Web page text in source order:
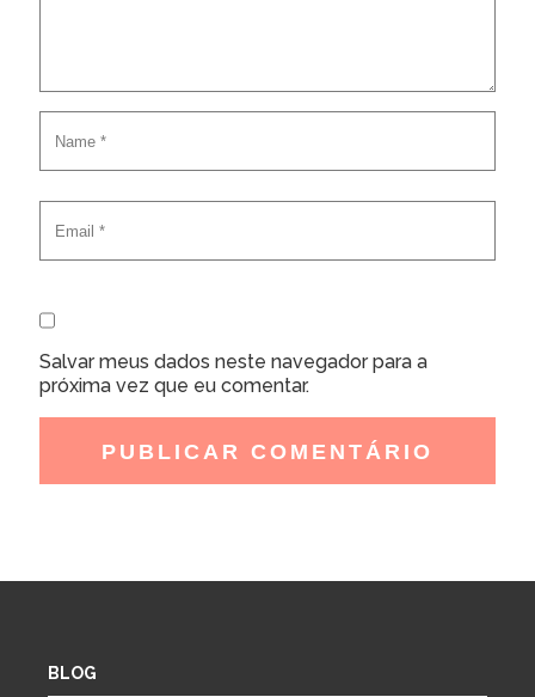
Salvar meus dados neste navegador para a
próxima vez que eu comentar.
BLOG